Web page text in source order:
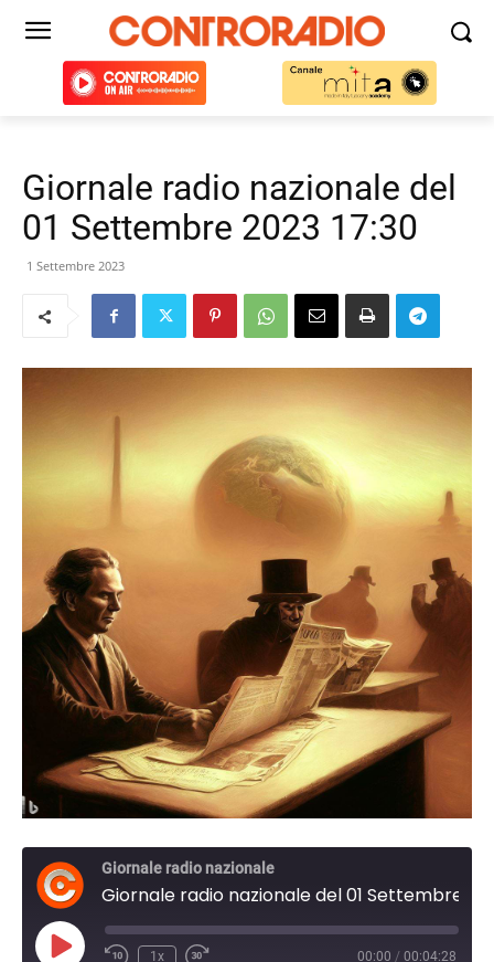
Giornale radio nazionale del
01 Settembre 2023 17:30
1 Settembre 2023
Giornale radio nazionale
Play
1x 00:00 / 00:04:28